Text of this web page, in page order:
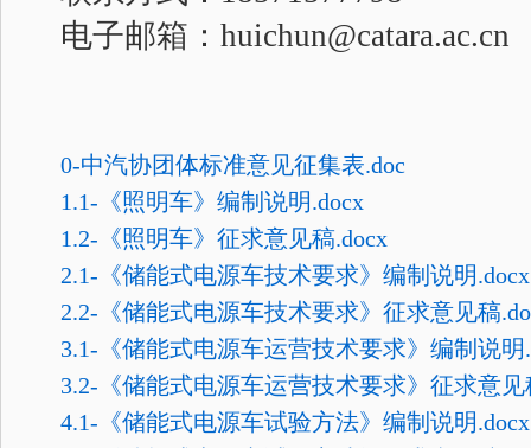
电子邮箱：huichun@catara.ac.cn
0-中汽协团体标准意见征集表.doc
1.1-《照明车》编制说明.docx
1.2-《照明车》征求意见稿.docx
2.1-《储能式电源车技术要求》编制说明.docx
2.2-《储能式电源车技术要求》征求意见稿
3.1-《储能式电源车运营技术要求》编制说明
3.2-《储能式电源车运营技术要求》征求意见
4.1-《储能式电源车试验方法》编制说明.docx